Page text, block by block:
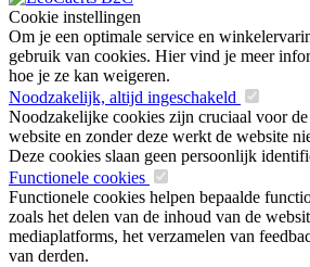
Cookie instellingen
Om je een optimale service en
gebruik van cookies. Hier vind je meer
hoe je ze kan weigeren.
Noodzakelijk, altijd ingeschakeld
Noodzakelijke cookies zijn cruciaal voor de
website en zonder deze werkt de website
Deze cookies slaan geen persoonlijk
Functionele cookies
Functionele cookies helpen bepaalde
zoals het delen van de inhoud van de
mediaplatforms, het verzamelen van
van derden.